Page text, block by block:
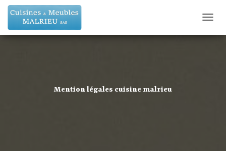
É
Mention légales cuisine malrieu